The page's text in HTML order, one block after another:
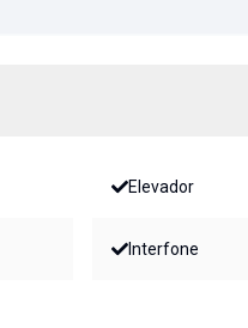
Elevador
Interfone